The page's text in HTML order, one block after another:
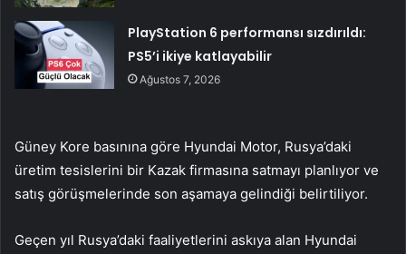
PlayStation 6 performansı sızdırıldı:
PS5’i ikiye katlayabilir
Ağustos 7, 2026
Güney Kore basınına göre Hyundai Motor, Rusya’daki
üretim tesislerini bir Kazak firmasına satmayı planlıyor ve
satış görüşmelerinde son aşamaya gelindiği belirtiliyor.
Geçen yıl Rusya’daki faaliyetlerini askıya alan Hyundai